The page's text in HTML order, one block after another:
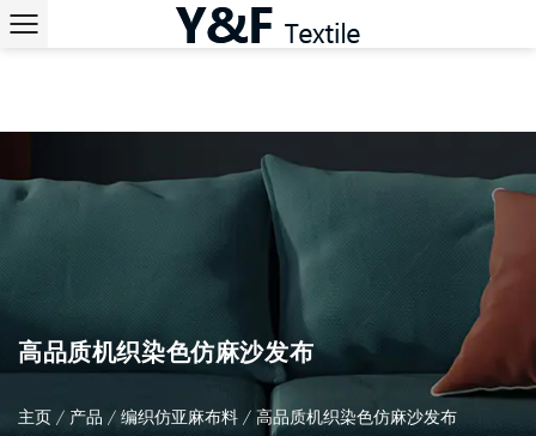
高品质机织染色仿麻沙发布
主页 / 产品 / 编织仿亚麻布料 / 高品质机织染色仿麻沙发布